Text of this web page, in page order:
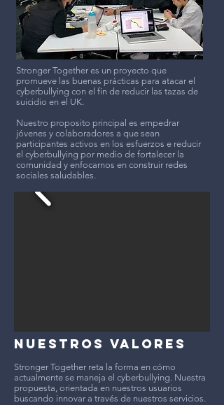
Stronger Together es un proyecto que
promueve las buenas prácticas para atacar el
cyberbullying con el fin de reducir las tazas de
suicidio en el UK.
Nuestro proposito principal es empedrar
jóvenes y colaboradores a que sean
participantes activos en los esfuerzos e reducir
el cyberbullying por medio de fortalecer la
comunidad y enfocarnos en construir redes
sociales saludables.
NUESTROS VALORES
Stronger Together reta la forma en cómo
actualmente se maneja el cyberbullying. Nuestra
propuesta, orientada en nuestros usuarios
buscando innovar a través de nuestros servicios.